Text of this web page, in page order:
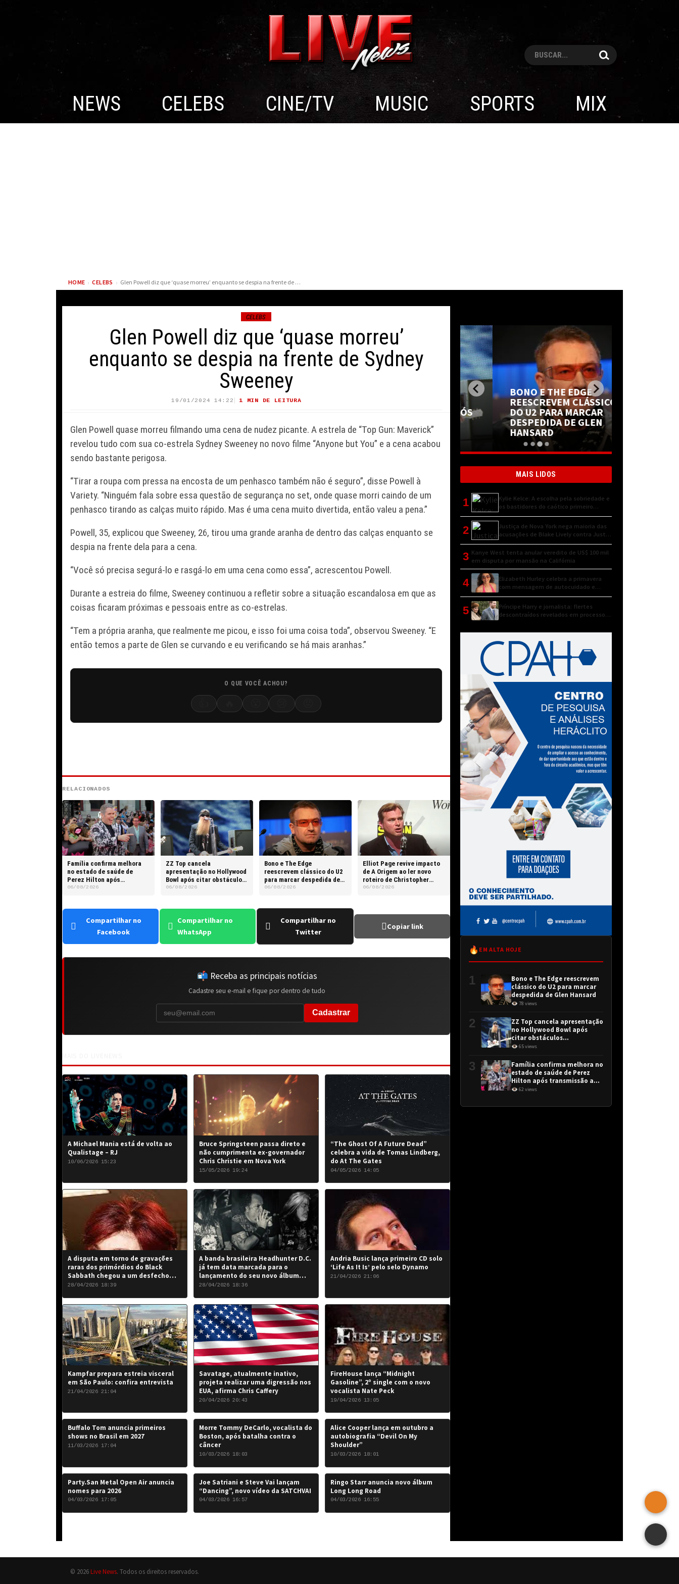
Pesquisar
NEWS CELEBS CINE/TV MUSIC SPORTS MIX
HOME › CELEBS › Glen Powell diz que ‘quase morreu’ enquanto se despia na frente de Sydney Sweeney
CELEBS
Glen Powell diz que ‘quase morreu’
enquanto se despia na frente de Sydney
Sweeney
19/01/2024 14:22 1 MIN DE LEITURA
Glen Powell quase morreu filmando uma cena de nudez picante. A estrela de “Top Gun: Maverick”
revelou tudo com sua co-estrela Sydney Sweeney no novo filme “Anyone but You” e a cena acabou
sendo bastante perigosa.
“Tirar a roupa com pressa na encosta de um penhasco também não é seguro”, disse Powell à
Variety. “Ninguém fala sobre essa questão de segurança no set, onde quase morri caindo de um
penhasco tirando as calças muito rápido. Mas é uma cena muito divertida, então valeu a pena.”
Powell, 35, explicou que Sweeney, 26, tirou uma grande aranha de dentro das calças enquanto se
despia na frente dela para a cena.
“Você só precisa segurá-lo e rasgá-lo em uma cena como essa”, acrescentou Powell.
Durante a estreia do filme, Sweeney continuou a refletir sobre a situação escandalosa em que as
coisas ficaram próximas e pessoais entre as co-estrelas.
“Tem a própria aranha, que realmente me picou, e isso foi uma coisa toda”, observou Sweeney. “E
então temos a parte de Glen se curvando e eu verificando se há mais aranhas.”
O QUE VOCÊ ACHOU?
RELACIONADOS
Família confirma melhora
no estado de saúde de
Perez Hilton após
transmissão ao vivo
06/08/2026
ZZ Top cancela
apresentação no Hollywood
Bowl após citar obstáculos
intransponíveis
06/08/2026
Bono e The Edge
reescrevem clássico do U2
para marcar despedida de
Glen Hansard
06/08/2026
Elliot Page revive impacto
de A Origem ao ler novo
roteiro de Christopher
Nolan
06/08/2026
Compartilhar no
Facebook
Compartilhar no
WhatsApp
Compartilhar no
Twitter
Copiar link
📬 Receba as principais notícias
Cadastre seu e-mail e fique por dentro de tudo
Cadastrar
A Michael Mania está de volta ao
Qualistage – RJ
10/06/2026 15:23
Bruce Springsteen passa direto e
não cumprimenta ex-governador
Chris Christie em Nova York
15/05/2026 19:24
“The Ghost Of A Future Dead”
celebra a vida de Tomas Lindberg,
do At The Gates
04/05/2026 14:05
A disputa em torno de gravações
raras dos primórdios do Black
Sabbath chegou a um desfecho
favorável para a banda.
28/04/2026 18:39
A banda brasileira Headhunter D.C.
já tem data marcada para o
lançamento do seu novo álbum
“Rise of the Damned…”: 6 de junho
28/04/2026 18:36
Andria Busic lança primeiro CD solo
‘Life As It Is’ pelo selo Dynamo
21/04/2026 21:06
Kampfar prepara estreia visceral
em São Paulo: confira entrevista
21/04/2026 21:04
Savatage, atualmente inativo,
projeta realizar uma digressão nos
EUA, afirma Chris Caffery
20/04/2026 20:43
FireHouse lança “Midnight
Gasoline”, 2º single com o novo
vocalista Nate Peck
19/04/2026 13:05
Buffalo Tom anuncia primeiros
shows no Brasil em 2027
11/03/2026 17:04
Morre Tommy DeCarlo, vocalista do
Boston, após batalha contra o
câncer
10/03/2026 18:03
Alice Cooper lança em outubro a
autobiografia “Devil On My
Shoulder”
10/03/2026 18:01
Party.San Metal Open Air anuncia
nomes para 2026
04/03/2026 17:05
Joe Satriani e Steve Vai lançam
“Dancing”, novo vídeo da SATCHVAI
04/03/2026 16:57
Ringo Starr anuncia novo álbum
Long Long Road
04/03/2026 16:55
DE CHRISTOPHER NOLAN
FAMÍLIA CONFIRMA
MELHORA NO ESTADO DE
VIVO
CITAR OBSTÁCULOS
INTRANSPONÍVEIS
BONO E THE EDGE
REESCREVEM CLÁSSICO
DO U2 PARA MARCAR
DESPEDIDA DE GLEN
HANSARD
MAIS LIDOS
1
Kylie Kelce: A escolha pela sobriedade e
os bastidores do caótico primeiro
encontro
2
Justiça de Nova York nega maioria das
acusações de Blake Lively contra Justin
Baldoni
3 Kanye West tenta anular veredito de US$ 100 mil
em disputa por mansão na Califórnia
4
Elizabeth Hurley celebra a primavera
com mensagem de autocuidado e
conexão natural
5
Príncipe Harry e jornalista: flertes
descontraídos revelados em processo
🔥 EM ALTA HOJE
1
Bono e The Edge reescrevem
clássico do U2 para marcar
despedida de Glen Hansard
👁 78 views
2
ZZ Top cancela apresentação
no Hollywood Bowl após
citar obstáculos
intransponíveis
👁 65 views
3
Família confirma melhora no
estado de saúde de Perez
Hilton após transmissão ao
vivo
👁 62 views
© 2026Live News. Todos os direitos reservados.